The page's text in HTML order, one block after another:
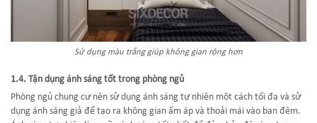
Sử dụng màu trắng giúp không gian rộng hơn
1.4. Tận dụng ánh sáng tốt trong phòng ngủ
Phòng ngủ chung cư nên sử dụng ánh sáng tự nhiên một cách tối đa và sử
dụng ánh sáng giả để tạo ra không gian ấm áp và thoải mái vào ban đêm.